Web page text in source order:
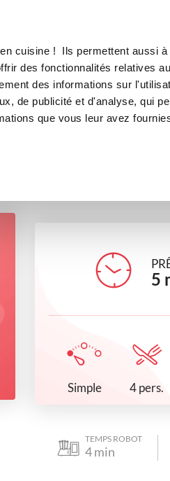
cuisine ! Ils permettent aussi
des fonctionnalités relatives
des informations sur
de publicité et d'analyse, qui
que vous leur avez
Béchamel
sauces
5
Simple 4 pers.
TEMPS ROBOT
4min